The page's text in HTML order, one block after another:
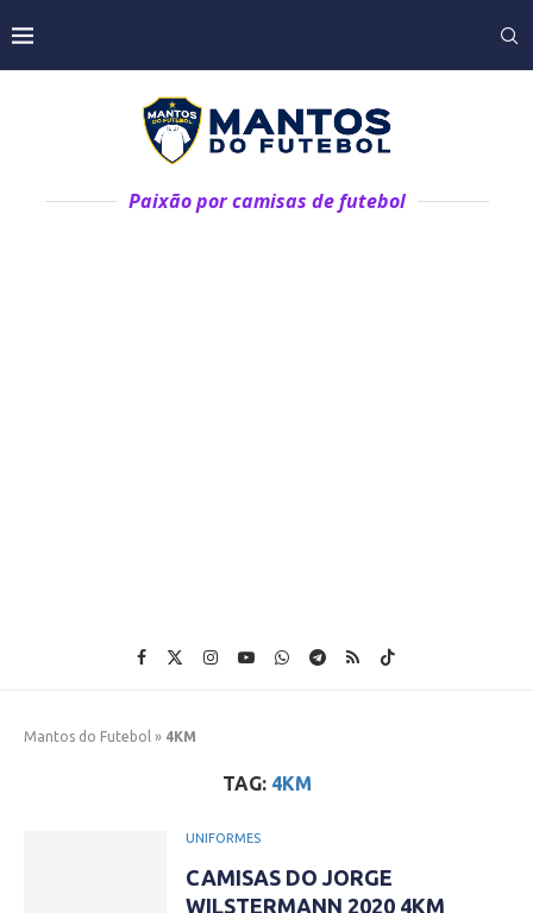
Paixão por camisas de futebol
Mantos do Futebol » 4KM
TAG: 4KM
UNIFORMES
CAMISAS DO JORGE
WILSTERMANN 2020 4KM